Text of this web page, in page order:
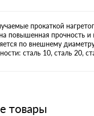
прокаткой
повышенная прочность и
по внешнему
сталь 10, сталь 20,
товары